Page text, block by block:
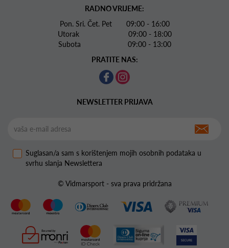
RADNO VRIJEME:
Pon. Sri. Čet. Pet 09:00 - 16:00
Utorak 09:00 - 18:00
Subota 09:00 - 13:00
PRATITE NAS:
NEWSLETTER PRIJAVA
Suglasan/a sam s korištenjem mojih osobnih podataka u
svrhu slanja Newslettera
© Vidmarsport - sva prava pridržana